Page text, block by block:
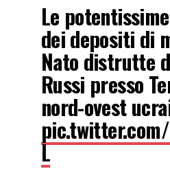
Le
dei depositi di
Nato distrutte
Russi presso
nord-ovest
pic.twitter.com/
L